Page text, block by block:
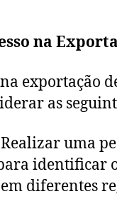
na
exportação
as
uma
identificar
diferentes